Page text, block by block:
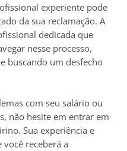
experiente pode
da sua reclamação. A
dedicada que
nesse processo,
buscando um desfecho
com seu salário ou
não hesite em entrar em
Sua experiência e
você receberá a